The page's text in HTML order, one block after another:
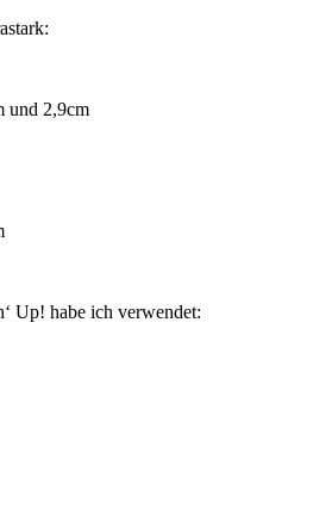
und 2,9cm
Up! habe ich verwendet: